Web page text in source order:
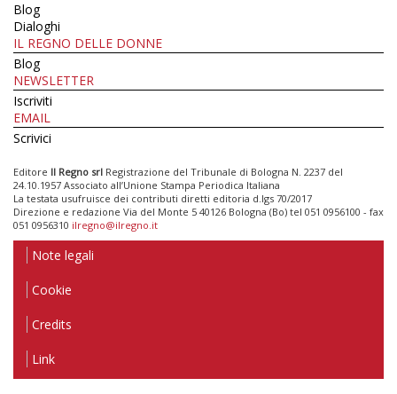
Blog
Dialoghi
IL REGNO DELLE DONNE
Blog
NEWSLETTER
Iscriviti
EMAIL
Scrivici
Editore Il Regno srl Registrazione del Tribunale di Bologna N. 2237 del
24.10.1957 Associato all’Unione Stampa Periodica Italiana
La testata usufruisce dei contributi diretti editoria d.lgs 70/2017
Direzione e redazione Via del Monte 5 40126 Bologna (Bo) tel 051 0956100 - fax
051 0956310 ilregno@ilregno.it
Note legali
Cookie
Credits
Link